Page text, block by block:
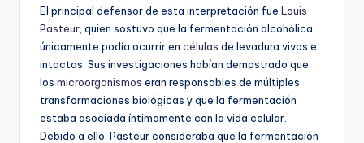
El principal defensor de esta interpretación fue Louis
Pasteur , quien sostuvo que la fermentación alcohólica
únicamente podía ocurrir en células de levadura vivas e
intactas. Sus investigaciones habían demostrado que
los microorganismos eran responsables de múltiples
transformaciones biológicas y que la fermentación
estaba asociada íntimamente con la vida celular.
Debido a ello, Pasteur consideraba que la fermentación